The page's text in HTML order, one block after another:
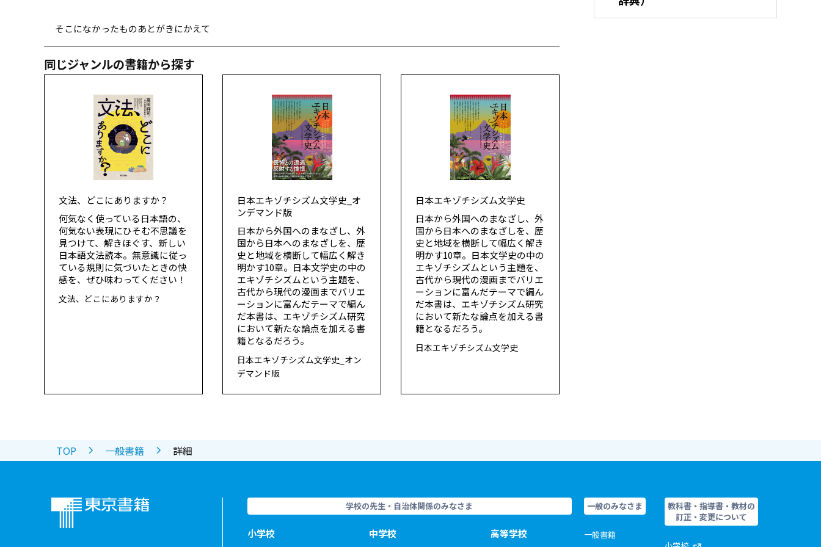
そこになかったもの――あとがきにかえて
同じジャンルの書籍から探す
文法、どこにありますか？
何気なく使っている日本語の、
何気ない表現にひそむ不思議を
見つけて、解きほぐす、新しい
日本語文法読本。無意識に従っ
ている規則に気づいたときの快
感を、ぜひ味わってください！
文法、どこにありますか？
日本エキゾチシズム文学史_オ
ンデマンド版
日本から外国へのまなざし、外
国から日本へのまなざしを、歴
史と地域を横断して幅広く解き
明かす10章。日本文学史の中の
エキゾチシズムという主題を、
古代から現代の漫画までバリエ
ーションに富んだテーマで編ん
だ本書は、エキゾチシズム研究
において新たな論点を加える書
籍となるだろう。
日本エキゾチシズム文学史_オン
デマンド版
日本エキゾチシズム文学史
日本から外国へのまなざし、外
国から日本へのまなざしを、歴
史と地域を横断して幅広く解き
明かす10章。日本文学史の中の
エキゾチシズムという主題を、
古代から現代の漫画までバリエ
ーションに富んだテーマで編ん
だ本書は、エキゾチシズム研究
において新たな論点を加える書
籍となるだろう。
日本エキゾチシズム文学史
TOP 一般書籍 詳細
学校の先生・自治体関係のみなさま
小学校 中学校 高等学校
一般のみなさま
一般書籍
教科書・指導書・教材の
訂正・変更について